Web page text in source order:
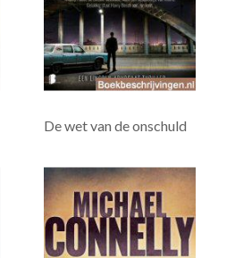
De wet van de onschuld